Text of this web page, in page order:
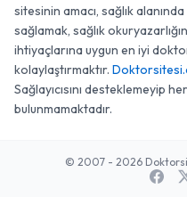
sitesinin amacı, sağlık
sağlamak, sağlık
ihtiyaçlarına uygun en iyi
kolaylaştırmaktır.
Sağlayıcısını desteklemeyip
bulunmamaktadır.
© 2007 - 2026